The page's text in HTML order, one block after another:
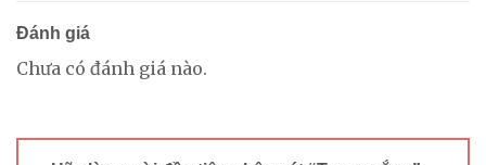
Đánh giá
Chưa có đánh giá nào.